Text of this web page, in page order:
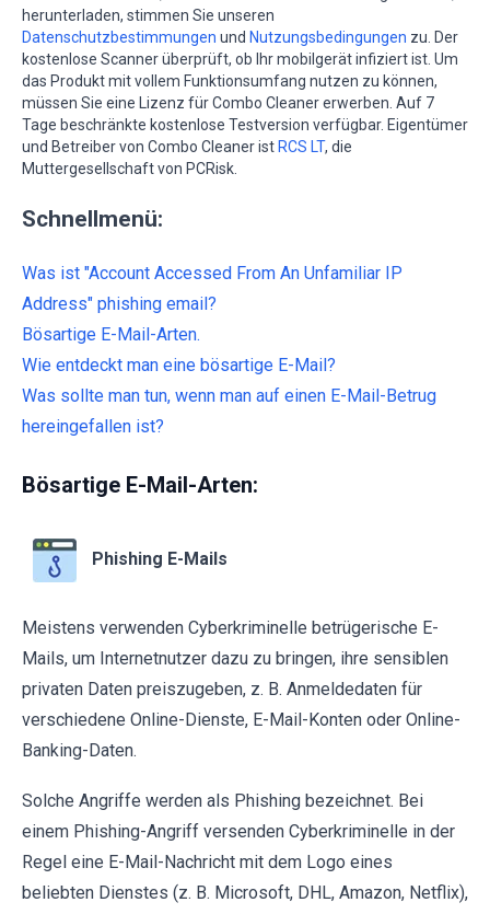
herunterladen, stimmen Sie unseren
Datenschutzbestimmungen und Nutzungsbedingungen zu. Der
kostenlose Scanner überprüft, ob Ihr mobilgerät infiziert ist. Um
das Produkt mit vollem Funktionsumfang nutzen zu können,
müssen Sie eine Lizenz für Combo Cleaner erwerben. Auf 7
Tage beschränkte kostenlose Testversion verfügbar. Eigentümer
und Betreiber von Combo Cleaner ist RCS LT, die
Muttergesellschaft von PCRisk.
Schnellmenü:
Was ist "Account Accessed From An Unfamiliar IP
Address" phishing email?
Bösartige E-Mail-Arten.
Wie entdeckt man eine bösartige E-Mail?
Was sollte man tun, wenn man auf einen E-Mail-Betrug
hereingefallen ist?
Bösartige E-Mail-Arten:
Phishing E-Mails
Meistens verwenden Cyberkriminelle betrügerische E-
Mails, um Internetnutzer dazu zu bringen, ihre sensiblen
privaten Daten preiszugeben, z. B. Anmeldedaten für
verschiedene Online-Dienste, E-Mail-Konten oder Online-
Banking-Daten.
Solche Angriffe werden als Phishing bezeichnet. Bei
einem Phishing-Angriff versenden Cyberkriminelle in der
Regel eine E-Mail-Nachricht mit dem Logo eines
beliebten Dienstes (z. B. Microsoft, DHL, Amazon, Netflix),